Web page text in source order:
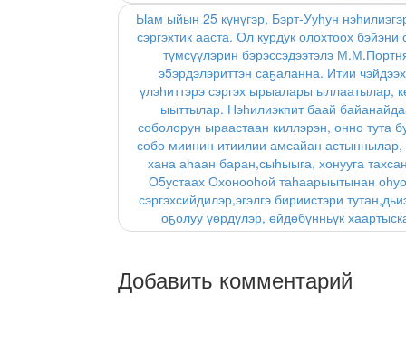
Ыам ыйын 25 күнүгэр, Бэрт-Ууһун
сэргэхтик ааста. Ол курдук олохтоох
түмсүүлэрин бэрэссэдээтэлэ
э5эрдэлэриттэн саҕаланна. Итии
үлэһиттэрэ сэргэх ырыалары ыллаатылар,
ыыттылар. Нэһилиэкпит баай
соболорун ыраастаан киллэрэн, онно тута
собо миинин итиилии амсайан астыннылар,
хана аһаан баран,сыһыыга, хонууга
О5устаах Охонооһой таһаарыытынан
сэргэхсийдилэр,эгэлгэ бириистэри
оҕолуу үөрдүлэр, өйдөбүнньүк
Добавить комментарий